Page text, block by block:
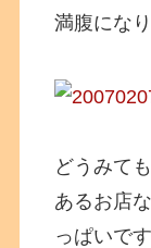
満腹にな
どうみて
あるお店
っぱいです